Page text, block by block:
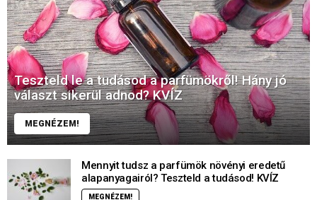
Teszteld le a tudásod a parfümökről! Hány jó
választ sikerül adnod? KVÍZ
MEGNÉZEM!
Mennyit tudsz a parfümök növényi eredetű
alapanyagairól? Teszteld a tudásod! KVÍZ
MEGNÉZEM!